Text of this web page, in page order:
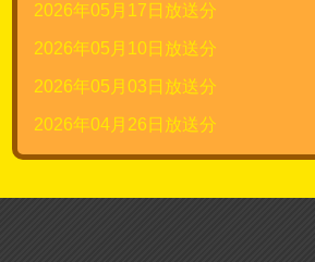
2026年05月17日放送分
2026年05月10日放送分
2026年05月03日放送分
2026年04月26日放送分